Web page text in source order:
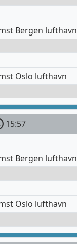
Bergen lufthavn
Oslo lufthavn
15:57
Bergen lufthavn
Oslo lufthavn